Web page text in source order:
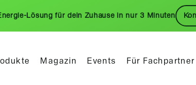
Lösung für dein Zuhause in nur 3 Minuten
Magazin Events Für Fachpartner